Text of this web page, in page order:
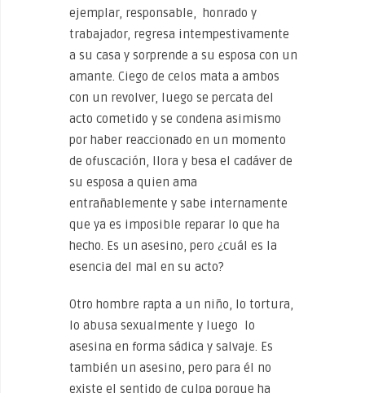
ejemplar, responsable, honrado y
trabajador, regresa intempestivamente
a su casa y sorprende a su esposa con un
amante. Ciego de celos mata a ambos
con un revolver, luego se percata del
acto cometido y se condena asimismo
por haber reaccionado en un momento
de ofuscación, llora y besa el cadáver de
su esposa a quien ama
entrañablemente y sabe internamente
que ya es imposible reparar lo que ha
hecho. Es un asesino, pero ¿cuál es la
esencia del mal en su acto?
Otro hombre rapta a un niño, lo tortura,
lo abusa sexualmente y luego lo
asesina en forma sádica y salvaje. Es
también un asesino, pero para él no
existe el sentido de culpa porque ha